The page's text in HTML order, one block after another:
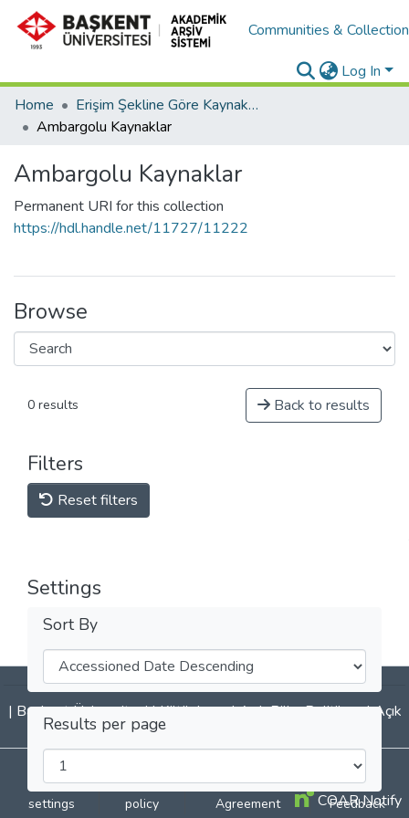
Communities &
Log In
Home
Erişim Şekline Göre Kaynaklar
Ambargolu Kaynaklar
Ambargolu Kaynaklar
Permanent URI for this collection
https://hdl.handle.net/11727/11222
Browse
0 results Back to results
Filters
Reset filters
Settings
Sort By
Results per page
| Başkent Üniversitesi|Kütüphane|Açık Bilim Politikası|Açık
Erişim Politikası
DSpace software
LYRASIS
Cookie
settings
Privacy
policy
End User
Agreement
Send
Feedback
COAR Notify